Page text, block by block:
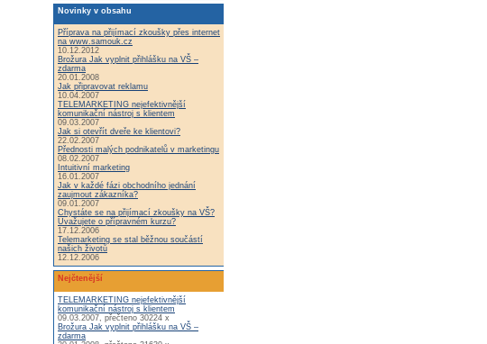
Novinky v obsahu
Příprava na přijímací zkoušky přes internet
na www.samouk.cz
10.12.2012
Brožura Jak vyplnit přihlášku na VŠ –
zdarma
20.01.2008
Jak připravovat reklamu
10.04.2007
TELEMARKETING nejefektivnější
komunikační nástroj s klientem
09.03.2007
Jak si otevřít dveře ke klientovi?
22.02.2007
Přednosti malých podnikatelů v marketingu
08.02.2007
Intuitivní marketing
16.01.2007
Jak v každé fázi obchodního jednání
zaujmout zákazníka?
09.01.2007
Chystáte se na přijímací zkoušky na VŠ?
Uvažujete o přípravném kurzu?
17.12.2006
Telemarketing se stal běžnou součástí
našich životů
12.12.2006
Nejčtenější
TELEMARKETING nejefektivnější
komunikační nástroj s klientem
09.03.2007, přečteno 30224 x
Brožura Jak vyplnit přihlášku na VŠ –
zdarma